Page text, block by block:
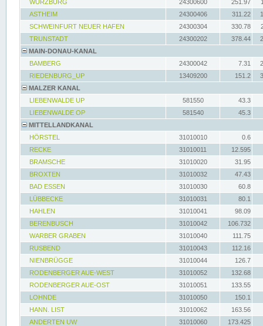
WÜRZBURG 24300600 251.97
ASTHEIM
24300406 311.22
SCHWEINFURT NEUER HAFEN
24300304 330.78
TRUNSTADT
24300202 378.44
MAIN-DONAU-KANAL
BAMBERG
24300042 7.31
RIEDENBURG_UP
13409200 151.2
MALZER KANAL
LIEBENWALDE UP
581550
43.3
LIEBENWALDE OP
581540
45.3
MITTELLANDKANAL
HÖRSTEL
31010010
0.6
RECKE
31010011
12.595
BRAMSCHE
31010020
31.95
BROXTEN
31010032
47.43
BAD ESSEN
31010030
60.8
LÜBBECKE
31010031
80.1
HAHLEN
31010041
98.09
BERENBUSCH
31010042
106.732
WARBER GRABEN
31010040
111.75
RUSBEND
31010043
112.16
NIENBRÜGGE
31010044
126.7
RODENBERGER AUE-WEST
31010052
132.68
RODENBERGER AUE-OST
31010051
133.55
LOHNDE
31010050
150.1
HANN. LIST
31010062
163.56
ANDERTEN UW
31010060
173.425